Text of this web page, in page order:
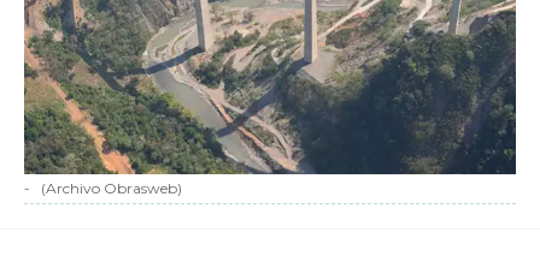
- (Archivo Obrasweb)